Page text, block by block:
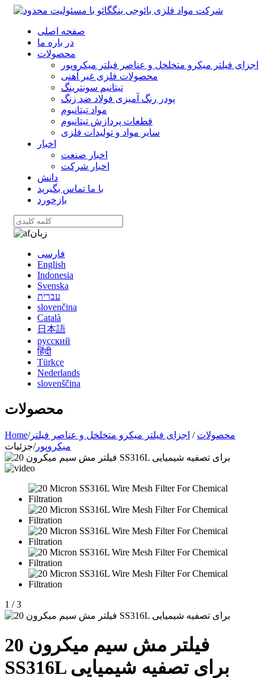
صفحه اصلی
در باره ما
محصولات
اجزای فیلتر میکرو متخلخل و عناصر فیلتر میکروپور
محصولات فلزی غیر آهنی
تیتانیم سونترینگ
پودر رنگ آمیزی فولاد ضد زنگ
مواد تیتانیوم
قطعات پردازش تیتانیوم
سایر مواد و تولیدات فلزی
اخبار
اخبار صنعت
اخبار شرکت
دانش
با ما تماس بگیرید
بازخورد
زبان
فارسی
English
Indonesia
Svenska
עברית
slovenčina
Català
日本語
русский
हिंदी
Türkçe
Nederlands
slovenščina
محصولات
Home/ محصولات / اجزای فیلتر میکرو متخلخل و عناصر فیلتر
میکروپور/جزئیات
1 / 3
20 فیلتر مش سیم میکرون
SS316L برای تصفیه شیمیایی